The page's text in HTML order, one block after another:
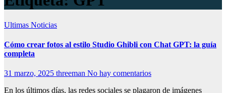
Ultimas Noticias
Cómo crear fotos al estilo Studio Ghibli con Chat GPT: la guía
completa
31 marzo, 2025 threeman No hay comentarios
En los últimos días, las redes sociales se plagaron de imágenes